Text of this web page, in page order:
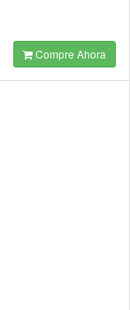
Compre Ahora